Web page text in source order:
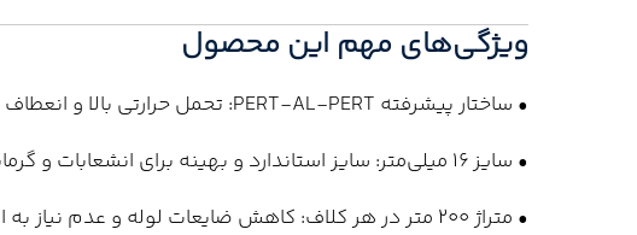
ویژگی‌های مهم این محصول
• ساختار پیشرفته PERT-AL-PERT: تحمل حرارتی بالا و انعطاف بیشتر
• سایز ۱۶ میلی‌متر: سایز استاندارد و بهینه برای انشعابات و گرمایش از کف
• متراژ ۲۰۰ متر در هر کلاف: کاهش ضایعات لوله و عدم نیاز به اتصال اضافی